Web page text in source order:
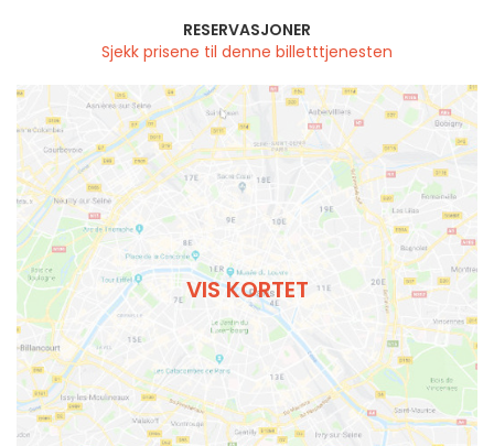
RESERVASJONER
Sjekk prisene til denne billetttjenesten
VIS KORTET